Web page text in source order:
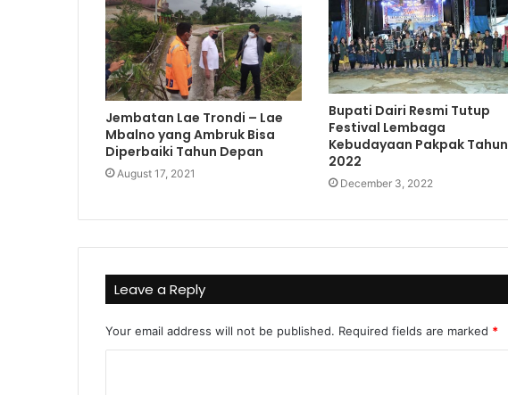
Jembatan Lae Trondi – Lae
Mbalno yang Ambruk Bisa
Diperbaiki Tahun Depan
August 17, 2021
Bupati Dairi Resmi Tutup
Festival Lembaga
Kebudayaan Pakpak Tahun
2022
December 3, 2022
Leave a Reply
Your email address will not be published. Required fields are marked *